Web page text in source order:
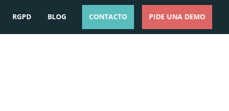
RGPD BLOG CONTACTO PIDE UNA DEMO